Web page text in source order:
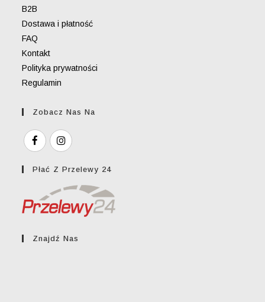
B2B
Dostawa i płatność
FAQ
Kontakt
Polityka prywatności
Regulamin
Zobacz Nas Na
Płać Z Przelewy 24
Znajdź Nas